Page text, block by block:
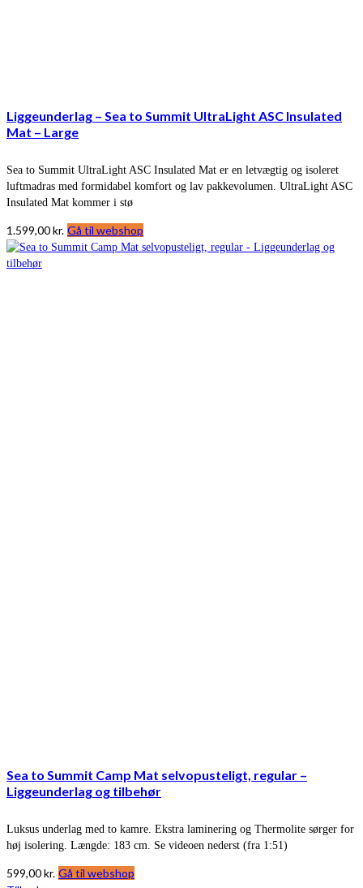
Liggeunderlag – Sea to Summit UltraLight ASC Insulated
Mat – Large
Sea to Summit UltraLight ASC Insulated Mat er en letvægtig og isoleret
luftmadras med formidabel komfort og lav pakkevolumen. UltraLight ASC
Insulated Mat kommer i stø
1.599,00kr. Gå til webshop
Sea to Summit Camp Mat selvopusteligt, regular –
Liggeunderlag og tilbehør
Luksus underlag med to kamre. Ekstra laminering og Thermolite sørger for
høj isolering. Længde: 183 cm. Se videoen nederst (fra 1:51)
599,00kr. Gå til webshop